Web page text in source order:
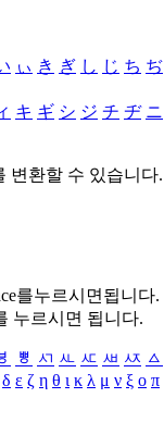
ぃ き ぎ し じ ち ぢ
キ ギ シ ジ チ ヂ ニ
변환할 수 있습니다.
를누르시면됩니다.
누르시면 됩니다.
ㅹ ㅺ ㅻ ㅼ ㅽ ㅾ ㅿ
δ ε ζ η θ ι κ λ μ ν ξ ο π